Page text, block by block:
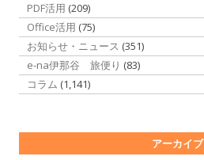
PDF活用 (209)
Office活用 (75)
お知らせ・ニュース (351)
e-na伊那谷 旅便り (83)
コラム (1,141)
アーカイブ